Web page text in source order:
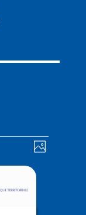
par
de
Photo